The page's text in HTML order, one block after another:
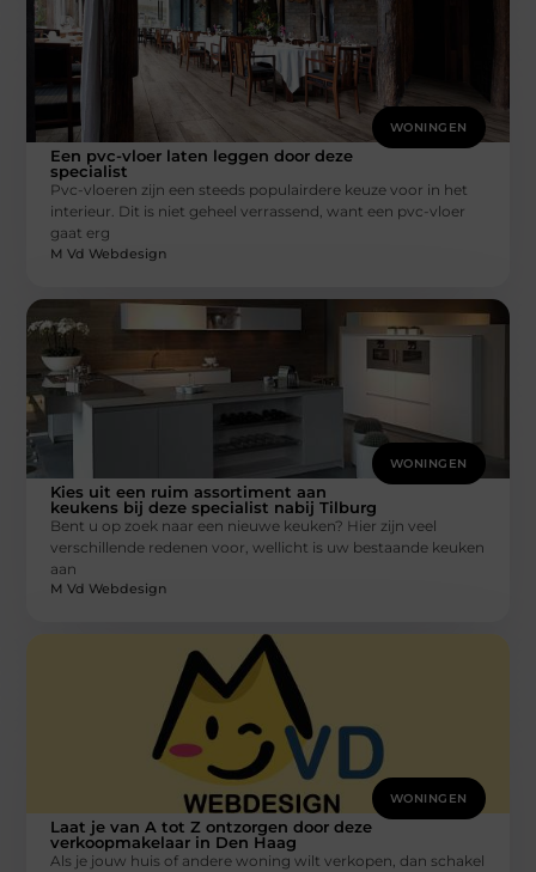
WONINGEN
Een pvc-vloer laten leggen door deze
specialist
Pvc-vloeren zijn een steeds populairdere keuze voor in het
interieur. Dit is niet geheel verrassend, want een pvc-vloer
gaat erg
M Vd Webdesign
WONINGEN
Kies uit een ruim assortiment aan
keukens bij deze specialist nabij Tilburg
Bent u op zoek naar een nieuwe keuken? Hier zijn veel
verschillende redenen voor, wellicht is uw bestaande keuken
aan
M Vd Webdesign
WONINGEN
Laat je van A tot Z ontzorgen door deze
verkoopmakelaar in Den Haag
Als je jouw huis of andere woning wilt verkopen, dan schakel